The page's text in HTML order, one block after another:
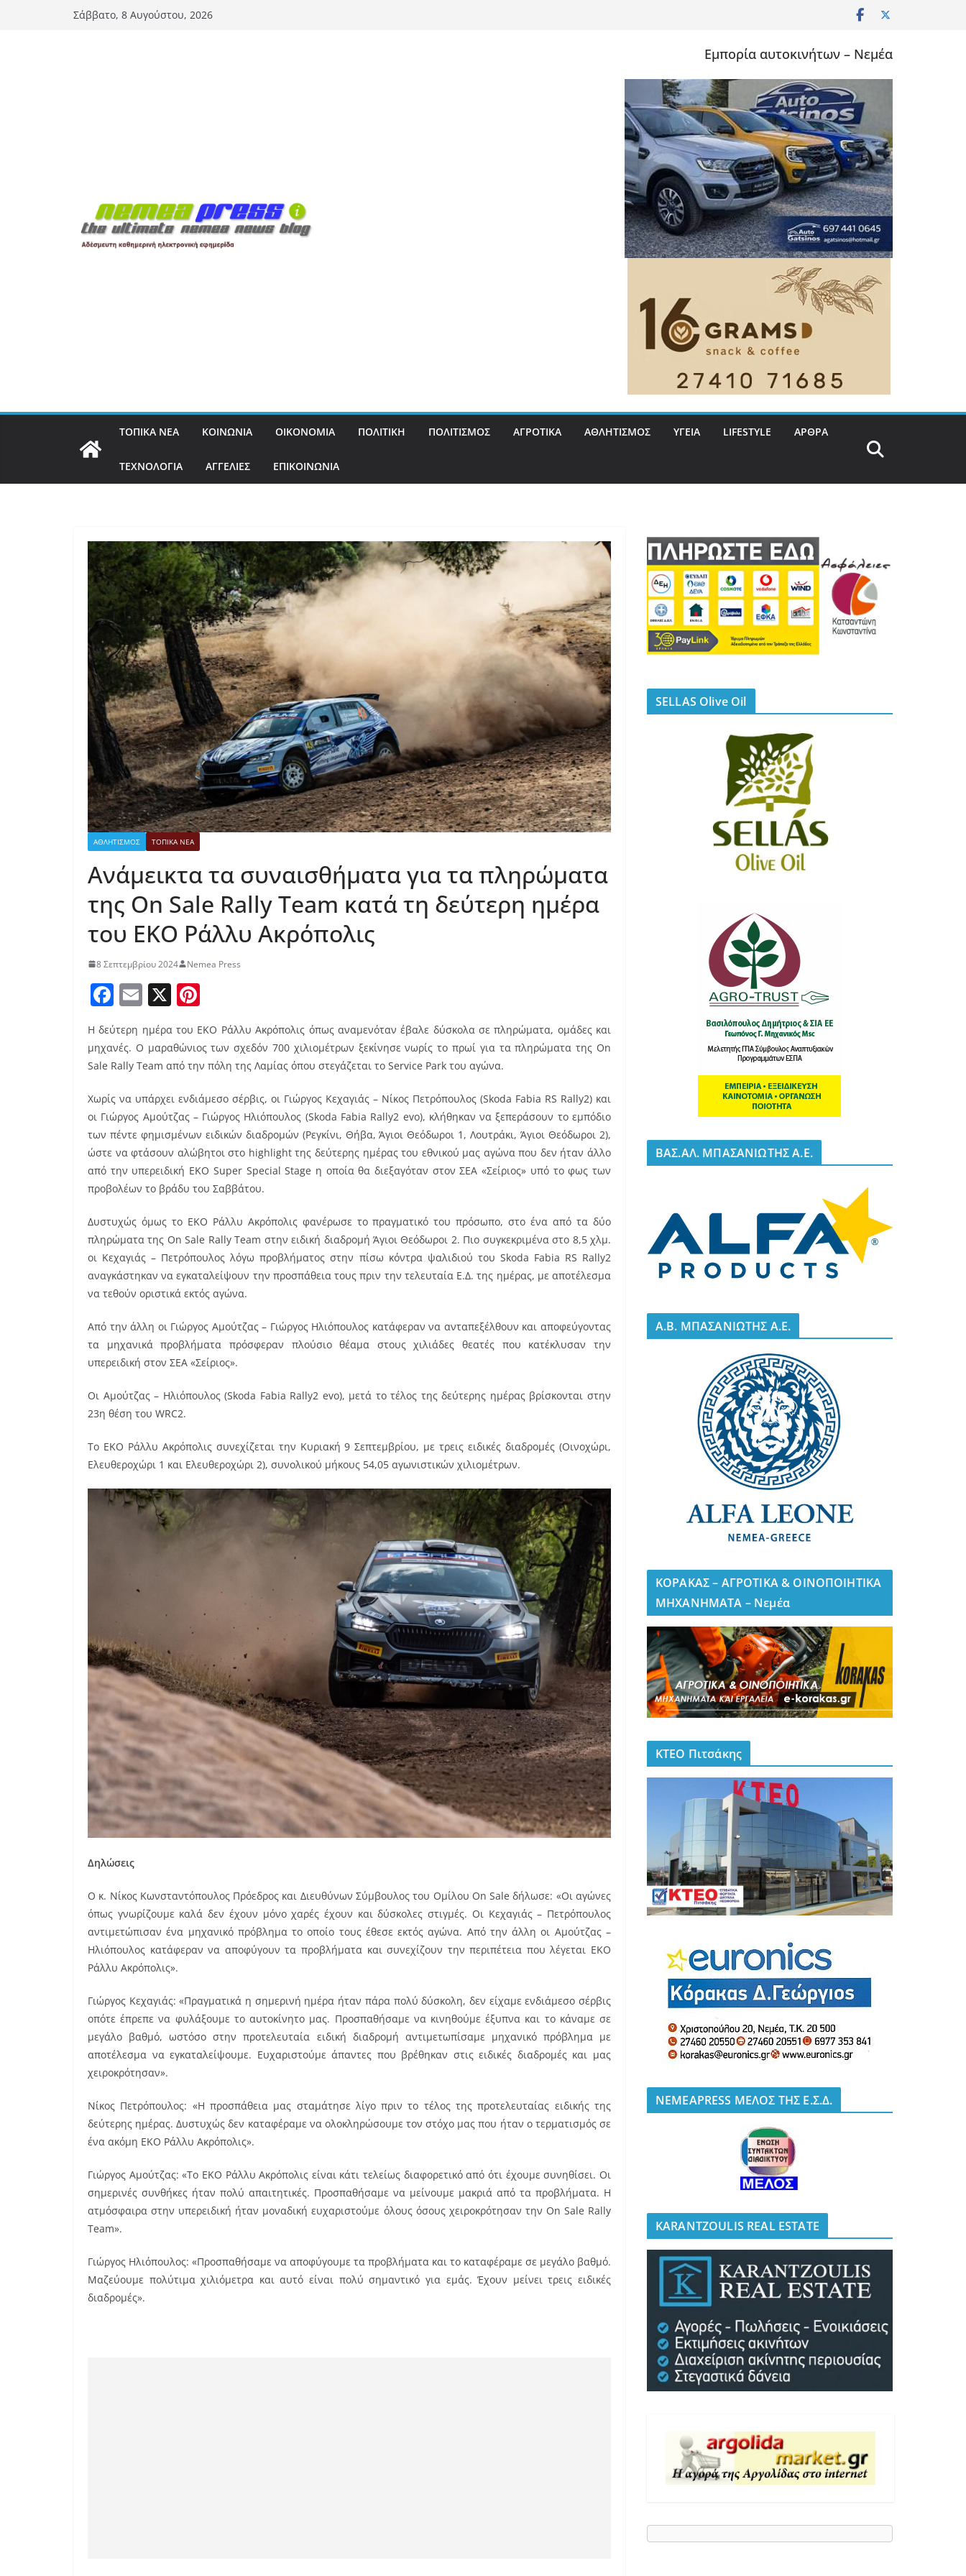
Σάββατο, 8 Αυγούστου, 2026
Εμπορία αυτοκινήτων – Νεμέα
ΤΟΠΙΚΑ ΝΕΑ ΚΟΙΝΩΝΙΑ ΟΙΚΟΝΟΜΙΑ ΠΟΛΙΤΙΚΗ ΠΟΛΙΤΙΣΜΟΣ ΑΓΡΟΤΙΚΑ ΑΘΛΗΤΙΣΜΟΣ ΥΓΕΙΑ LIFESTYLE ΑΡΘΡΑ
ΤΕΧΝΟΛΟΓΙΑ ΑΓΓΕΛΙΕΣ ΕΠΙΚΟΙΝΩΝΙΑ
ΑΘΛΗΤΙΣΜΟΣ ΤΟΠΙΚΑ ΝΕΑ
Ανάμεικτα τα συναισθήματα για τα πληρώματα
της On Sale Rally Team κατά τη δεύτερη ημέρα
του ΕΚΟ Ράλλυ Ακρόπολις
8 Σεπτεμβρίου 2024 Nemea Press
F
c
e
o
o
k
E
m
ai
l
X
er
e
st
Η δεύτερη ημέρα του ΕΚΟ Ράλλυ Ακρόπολις όπως αναμενόταν έβαλε δύσκολα σε πληρώματα, ομάδες και
μηχανές. Ο μαραθώνιος των σχεδόν 700 χιλιομέτρων ξεκίνησε νωρίς το πρωί για τα πληρώματα της On
Sale Rally Team από την πόλη της Λαμίας όπου στεγάζεται το Service Park του αγώνα.
Χωρίς να υπάρχει ενδιάμεσο σέρβις, οι Γιώργος Κεχαγιάς – Νίκος Πετρόπουλος (Skoda Fabia RS Rally2) και
οι Γιώργος Αμούτζας – Γιώργος Ηλιόπουλος (Skoda Fabia Rally2 evo), κλήθηκαν να ξεπεράσουν το εμπόδιο
των πέντε φημισμένων ειδικών διαδρομών (Ρεγκίνι, Θήβα, Άγιοι Θεόδωροι 1, Λουτράκι, Άγιοι Θεόδωροι 2),
ώστε να φτάσουν αλώβητοι στο highlight της δεύτερης ημέρας του εθνικού μας αγώνα που δεν ήταν άλλο
από την υπερειδική EKO Super Special Stage η οποία θα διεξαγόταν στον ΣΕΑ «Σείριος» υπό το φως των
προβολέων το βράδυ του Σαββάτου.
Δυστυχώς όμως το ΕΚΟ Ράλλυ Ακρόπολις φανέρωσε το πραγματικό του πρόσωπο, στο ένα από τα δύο
πληρώματα της On Sale Rally Team στην ειδική διαδρομή Άγιοι Θεόδωροι 2. Πιο συγκεκριμένα στο 8,5 χλμ.
οι Κεχαγιάς – Πετρόπουλος λόγω προβλήματος στην πίσω κόντρα ψαλιδιού του Skoda Fabia RS Rally2
αναγκάστηκαν να εγκαταλείψουν την προσπάθεια τους πριν την τελευταία Ε.Δ. της ημέρας, με αποτέλεσμα
να τεθούν οριστικά εκτός αγώνα.
Από την άλλη οι Γιώργος Αμούτζας – Γιώργος Ηλιόπουλος κατάφεραν να ανταπεξέλθουν και αποφεύγοντας
τα μηχανικά προβλήματα πρόσφεραν πλούσιο θέαμα στους χιλιάδες θεατές που κατέκλυσαν την
υπερειδική στον ΣΕΑ «Σείριος».
Οι Αμούτζας – Ηλιόπουλος (Skoda Fabia Rally2 evo), μετά το τέλος της δεύτερης ημέρας βρίσκονται στην
23η θέση του WRC2.
Το ΕΚΟ Ράλλυ Ακρόπολις συνεχίζεται την Κυριακή 9 Σεπτεμβρίου, με τρεις ειδικές διαδρομές (Οινοχώρι,
Ελευθεροχώρι 1 και Ελευθεροχώρι 2), συνολικού μήκους 54,05 αγωνιστικών χιλιομέτρων.
Δηλώσεις
Ο κ. Νίκος Κωνσταντόπουλος Πρόεδρος και Διευθύνων Σύμβουλος του Ομίλου On Sale δήλωσε: «Οι αγώνες
όπως γνωρίζουμε καλά δεν έχουν μόνο χαρές έχουν και δύσκολες στιγμές. Οι Κεχαγιάς – Πετρόπουλος
αντιμετώπισαν ένα μηχανικό πρόβλημα το οποίο τους έθεσε εκτός αγώνα. Από την άλλη οι Αμούτζας –
Ηλιόπουλος κατάφεραν να αποφύγουν τα προβλήματα και συνεχίζουν την περιπέτεια που λέγεται ΕΚΟ
Ράλλυ Ακρόπολις».
Γιώργος Κεχαγιάς: «Πραγματικά η σημερινή ημέρα ήταν πάρα πολύ δύσκολη, δεν είχαμε ενδιάμεσο σέρβις
οπότε έπρεπε να φυλάξουμε το αυτοκίνητο μας. Προσπαθήσαμε να κινηθούμε έξυπνα και το κάναμε σε
μεγάλο βαθμό, ωστόσο στην προτελευταία ειδική διαδρομή αντιμετωπίσαμε μηχανικό πρόβλημα με
αποτέλεσμα να εγκαταλείψουμε. Ευχαριστούμε άπαντες που βρέθηκαν στις ειδικές διαδρομές και μας
χειροκρότησαν».
Νίκος Πετρόπουλος: «Η προσπάθεια μας σταμάτησε λίγο πριν το τέλος της προτελευταίας ειδικής της
δεύτερης ημέρας. Δυστυχώς δεν καταφέραμε να ολοκληρώσουμε τον στόχο μας που ήταν ο τερματισμός σε
ένα ακόμη ΕΚΟ Ράλλυ Ακρόπολις».
Γιώργος Αμούτζας: «Το ΕΚΟ Ράλλυ Ακρόπολις είναι κάτι τελείως διαφορετικό από ότι έχουμε συνηθίσει. Οι
σημερινές συνθήκες ήταν πολύ απαιτητικές. Προσπαθήσαμε να μείνουμε μακριά από τα προβλήματα. Η
ατμόσφαιρα στην υπερειδική ήταν μοναδική ευχαριστούμε όλους όσους χειροκρότησαν την On Sale Rally
Team».
Γιώργος Ηλιόπουλος: «Προσπαθήσαμε να αποφύγουμε τα προβλήματα και το καταφέραμε σε μεγάλο βαθμό.
Μαζεύουμε πολύτιμα χιλιόμετρα και αυτό είναι πολύ σημαντικό για εμάς. Έχουν μείνει τρεις ειδικές
διαδρομές».
SELLAS Olive Oil
BΑΣ.ΑΛ. ΜΠΑΣΑΝΙΩΤΗΣ Α.Ε.
A.B. ΜΠΑΣΑΝΙΩΤΗΣ Α.Ε.
ΚΟΡΑΚΑΣ – ΑΓΡΟΤΙΚΑ & ΟΙΝΟΠΟΙΗΤΙΚΑ
ΜΗΧΑΝΗΜΑΤΑ – Νεμέα
ΚΤΕΟ Πιτσάκης
NEMEAPRESS ΜΕΛΟΣ ΤΗΣ Ε.Σ.Δ.
KARANTZOULIS REAL ESTATE